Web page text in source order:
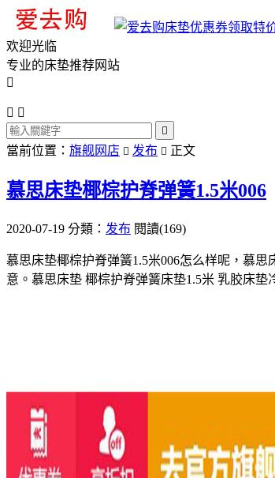
欢迎光临
专业的床垫推荐网站

 

當前位置： 旗舰网店  发布  正文
慕思床垫椰棕护脊弹簧1.5米006
2020-07-19 分類： 发布 閱讀(169)
慕思床垫椰棕护脊弹簧1.5米006怎么样呢，慕
意。慕思床垫 椰棕护脊弹簧床垫1.5米 乳胶床垫